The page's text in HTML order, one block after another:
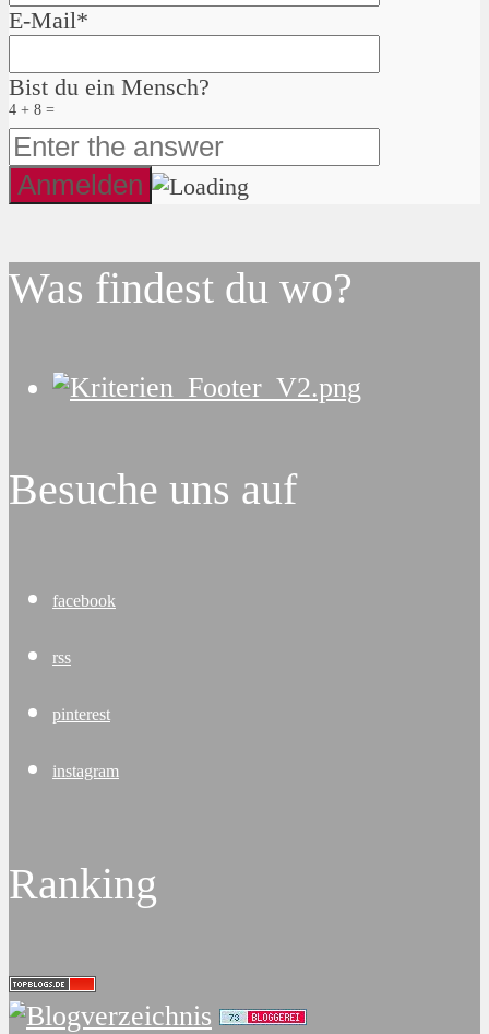
E-Mail*
Bist du ein Mensch?
4 + 8 =
Was findest du wo?
Besuche uns auf
facebook
rss
pinterest
instagram
Ranking